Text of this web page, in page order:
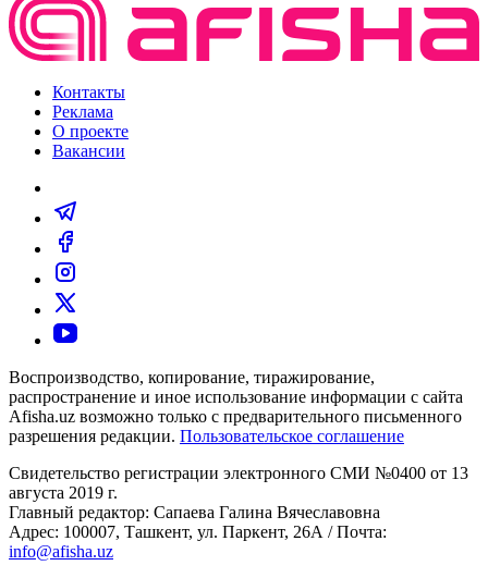
Контакты
Реклама
О проекте
Вакансии
Воспроизводство, копирование, тиражирование,
распространение и иное использование информации с сайта
Afisha.uz возможно только с предварительного письменного
разрешения редакции. Пользовательское соглашение
Свидетельство регистрации электронного СМИ №0400 от 13
августа 2019 г.
Главный редактор: Сапаева Галина Вячеславовна
Адрес: 100007, Ташкент, ул. Паркент, 26А / Почта:
info@afisha.uz